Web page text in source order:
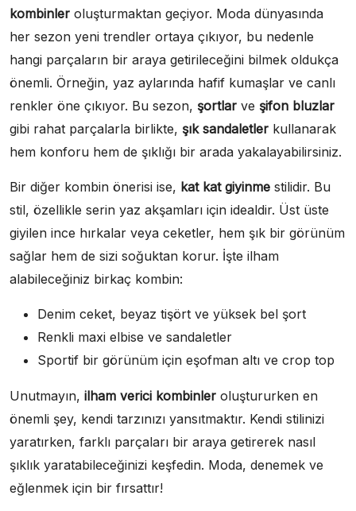
kombinler oluşturmaktan geçiyor. Moda dünyasında
her sezon yeni trendler ortaya çıkıyor, bu nedenle
hangi parçaların bir araya getirileceğini bilmek oldukça
önemli. Örneğin, yaz aylarında hafif kumaşlar ve canlı
renkler öne çıkıyor. Bu sezon, şortlar ve şifon bluzlar
gibi rahat parçalarla birlikte, şık sandaletler kullanarak
hem konforu hem de şıklığı bir arada yakalayabilirsiniz.
Bir diğer kombin önerisi ise, kat kat giyinme stilidir. Bu
stil, özellikle serin yaz akşamları için idealdir. Üst üste
giyilen ince hırkalar veya ceketler, hem şık bir görünüm
sağlar hem de sizi soğuktan korur. İşte ilham
alabileceğiniz birkaç kombin:
Denim ceket, beyaz tişört ve yüksek bel şort
Renkli maxi elbise ve sandaletler
Sportif bir görünüm için eşofman altı ve crop top
Unutmayın, ilham verici kombinler oluştururken en
önemli şey, kendi tarzınızı yansıtmaktır. Kendi stilinizi
yaratırken, farklı parçaları bir araya getirerek nasıl
şıklık yaratabileceğinizi keşfedin. Moda, denemek ve
eğlenmek için bir fırsattır!